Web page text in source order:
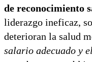
de reconocimiento
liderazgo ineficaz,
deterioran la salud
salario adecuado y